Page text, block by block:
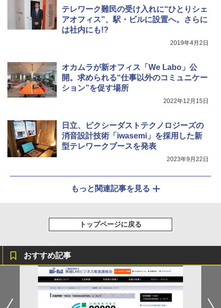
テレワーク難民の受け入れに“ひとりシェ
アオフィス”、駅・ビルに設置へ。さらに
は社内にも!?
2019年4月2日
オカムラが新オフィス「We Labo」公
開。求められる“仕事以外のコミュニケー
ション”を促す場所
2022年12月15日
日立、ピクシーダストテクノロジーズの
消音設計技術「iwasemi」を採用した新
型テレワークブースを発表
2023年9月22日
もっと関連記事を見る
トップページに戻る
おすすめ記事